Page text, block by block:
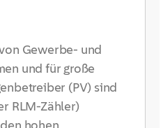
Gewerbe- und
und für große
(PV) sind
RLM-Zähler)
hohen